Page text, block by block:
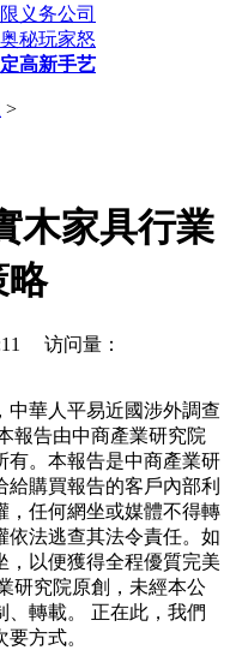
义务公司
秘玩家怒
高新手艺
>
木家具行業
略
访问量：
華人平易近國涉外調查
報告由中商產業研究院
有。本報告是中商產業研
購買報告的客戶內部利
，任何網坐或媒體不得轉
依法逃查其法令責任。如
，以便獲得全程優質完美
研究院原創，未經本公
、轉載。 正在此，我們
方式。